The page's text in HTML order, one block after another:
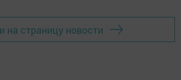
на страницу новости